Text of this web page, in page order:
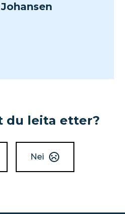
du leita etter?
Nei